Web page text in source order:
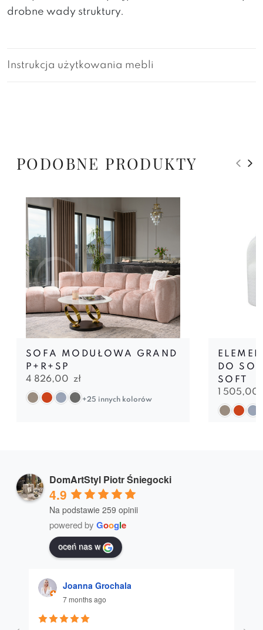
drobne wady struktury.
Instrukcja użytkowania mebli
PODOBNE PRODUKTY
SOFA MODUŁOWA GRAND
P+R+SP
4 826,00 zł
+25 innych kolorów
DO
SOFT
1 505,00
DomArtStyl Piotr Śniegocki
4.9
Na podstawie 259 opinii
powered by Google
oceń nas w
Joanna Grochala
7 months ago